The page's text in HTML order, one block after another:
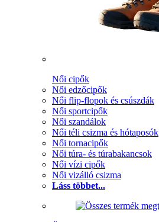
Női cipők
Női edzőcipők
Női flip-flopok és csúszdák
Női sportcipők
Női szandálok
Női téli csizma és hótaposók
Női tornacipők
Női túra- és túrabakancsok
Női vízi cipők
Női vizálló csizma
Láss többet...